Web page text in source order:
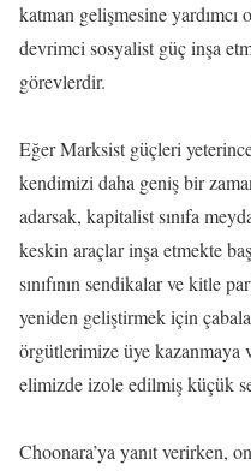
katman gelişmesine
devrimci sosyalist güç inşa
görevlerdir.
Eğer Marksist güçleri
kendimizi daha geniş bir
adarsak, kapitalist sınıfa
keskin araçlar inşa etmekte
sınıfının sendikalar ve kitle
yeniden geliştirmek için
örgütlerimize üye kazanmaya
elimizde izole edilmiş küçük
Choonara’ya yanıt verirken,